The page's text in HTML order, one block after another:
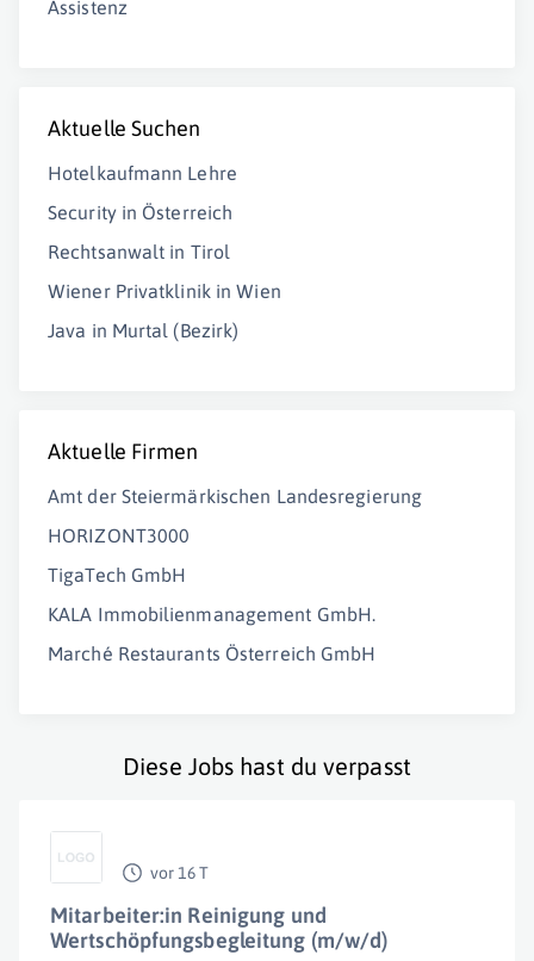
Assistenz
Aktuelle Suchen
Hotelkaufmann Lehre
Security in Österreich
Rechtsanwalt in Tirol
Wiener Privatklinik in Wien
Java in Murtal (Bezirk)
Aktuelle Firmen
Amt der Steiermärkischen Landesregierung
HORIZONT3000
TigaTech GmbH
KALA Immobilienmanagement GmbH.
Marché Restaurants Österreich GmbH
Diese Jobs hast du verpasst
vor 16 T
Mitarbeiter:in Reinigung und
Wertschöpfungsbegleitung (m/w/d)